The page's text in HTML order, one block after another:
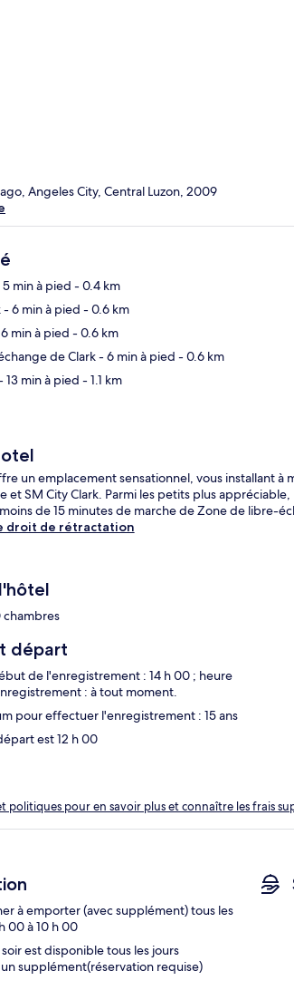
Angeles City, Central Luzon, 2009
min à pied - 0.4 km
- 6 min à pied - 0.6 km
min à pied - 0.6 km
de Clark- 6 min à pied - 0.6 km
13 min à pied - 1.1 km
un emplacement sensationnel, vous installant
et SM City Clark. Parmi les petits plus
de 15 minutes de marche de Zone de libre-
droit de rétractation
départ
de l'enregistrement : 14 h 00 ; heure
: à tout moment.
pour effectuer l'enregistrement : 15 ans
est 12 h 00
politiques pour en savoir plus et connaître les frais
à emporter (avec supplément) tous les
00 à 10 h 00
est disponible tous les jours
supplément(réservation requise)